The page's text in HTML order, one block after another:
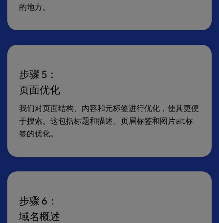
的地方。
步骤 5：
页面优化
我们对页面结构、内容和元标签进行优化，使其更便
于搜索。这包括标题和描述、页眉标签和图片alt标
签的优化。
步骤 6：
域名概述